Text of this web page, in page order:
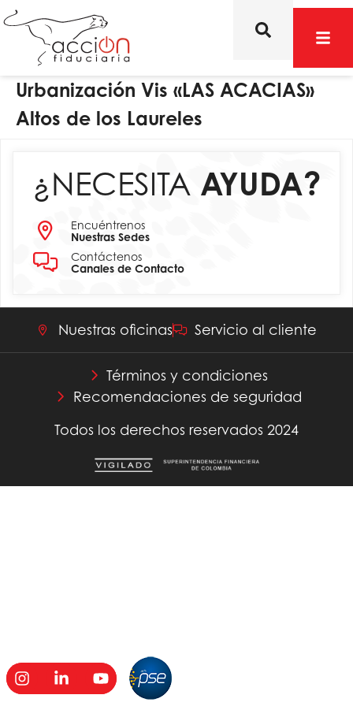
Urbanización Vis «LAS ACACIAS»
Altos de los Laureles
¿NECESITA AYUDA?
Encuéntrenos
Nuestras Sedes
Contáctenos
Canales de Contacto
Nuestras oficinas Servicio al cliente
Términos y condiciones
Recomendaciones de seguridad
Todos los derechos reservados 2024